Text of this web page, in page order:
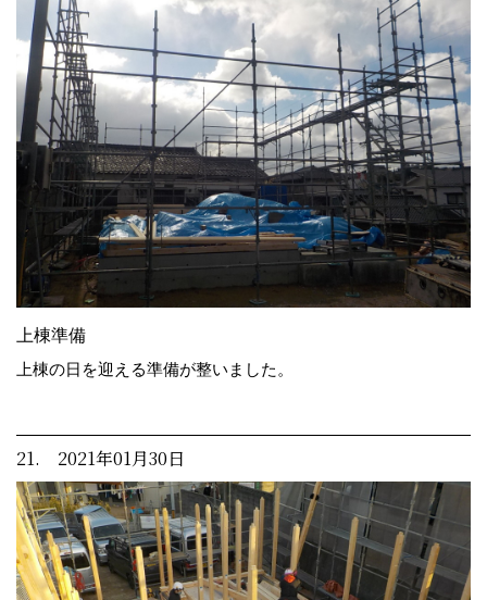
上棟準備
上棟の日を迎える準備が整いました。
21. 2021年01月30日